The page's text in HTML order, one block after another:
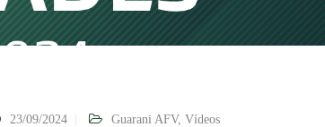
23/09/2024 Guarani AFV, Vídeos